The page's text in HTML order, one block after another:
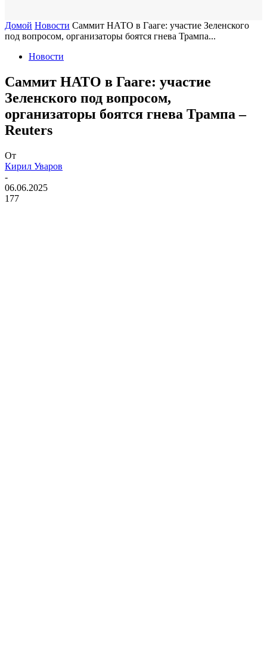
Домой Новости Саммит НАТО в Гааге: участие Зеленского
под вопросом, организаторы боятся гнева Трампа...
Новости
Саммит НАТО в Гааге: участие
Зеленского под вопросом,
организаторы боятся гнева Трампа –
Reuters
От
Кирил Уваров
-
06.06.2025
177